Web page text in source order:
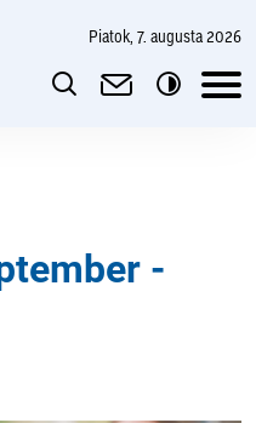
piatok, 7. augusta 2026
-